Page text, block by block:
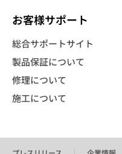
お客様サポート
総合サポートサイト
製品保証について
修理について
施工について